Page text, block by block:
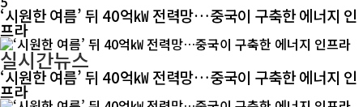
‘시원한 여름’ 뒤 40억㎾ 전력망…중국이 구축한 에너지 인
프라
실시간뉴스
‘시원한 여름’ 뒤 40억㎾ 전력망…중국이 구축한 에너지 인
프라